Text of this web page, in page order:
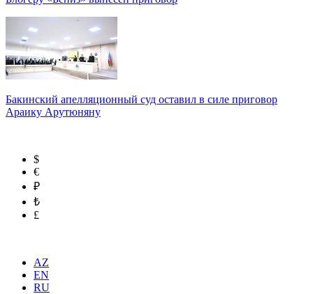
Бакинский апелляционный суд оставил в силе приговор
Араику Арутюняну
$
€
₽
₺
£
AZ
EN
RU